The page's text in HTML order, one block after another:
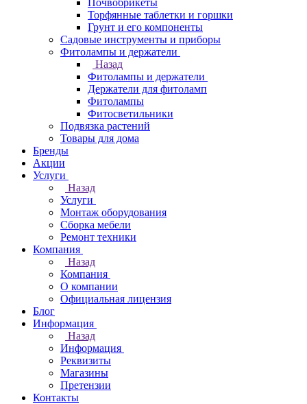
Почвобрикеты
Торфянные таблетки и горшки
Грунт и его компоненты
Садовые инструменты и приборы
Фитолампы и держатели
Назад
Фитолампы и держатели
Держатели для фитоламп
Фитолампы
Фитосветильники
Подвязка растений
Товары для дома
Бренды
Акции
Услуги
Назад
Услуги
Монтаж оборудования
Сборка мебели
Ремонт техники
Компания
Назад
Компания
О компании
Официальная лицензия
Блог
Информация
Назад
Информация
Реквизиты
Магазины
Претензии
Контакты